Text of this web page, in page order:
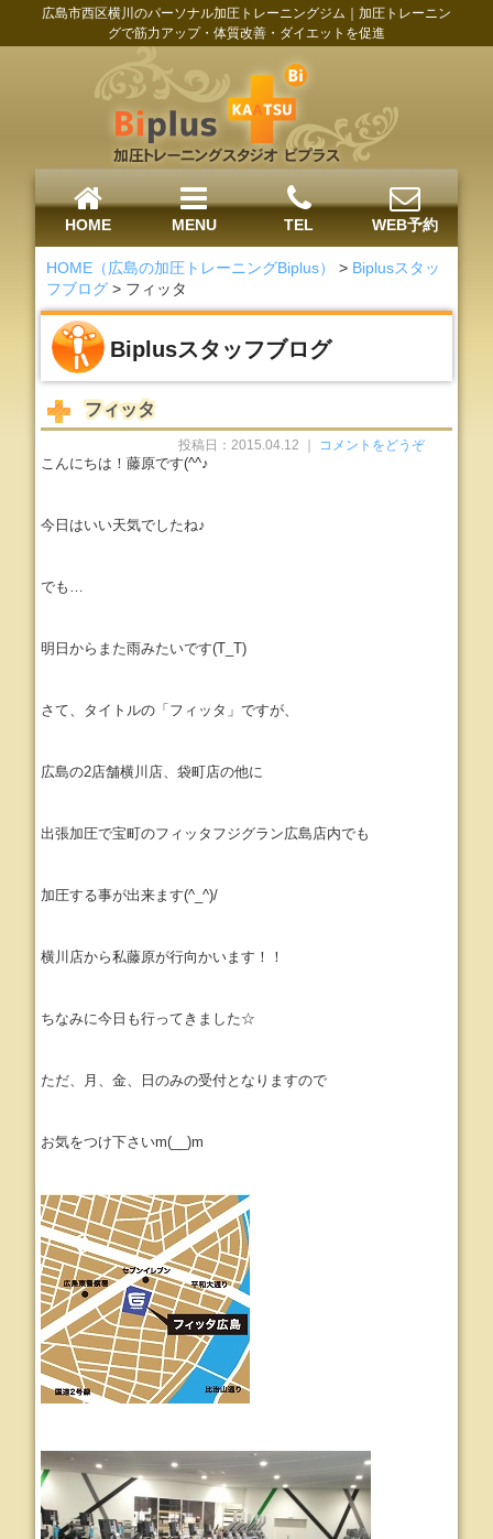
広島市西区横川のパーソナル加圧トレーニングジム｜加圧トレーニン
グで筋力アップ・体質改善・ダイエットを促進
HOME MENU TEL WEB予約
HOME（広島の加圧トレーニングBiplus） > Biplusスタッ
フブログ > フィッタ
Biplusスタッフブログ
フィッタ
投稿日：2015.04.12 ｜ コメントをどうぞ
こんにちは！藤原です(^^♪
今日はいい天気でしたね♪
でも…
明日からまた雨みたいです(T_T)
さて、タイトルの「フィッタ」ですが、
広島の2店舗横川店、袋町店の他に
出張加圧で宝町のフィッタフジグラン広島店内でも
加圧する事が出来ます(^_^)/
横川店から私藤原が行向かいます！！
ちなみに今日も行ってきました☆
ただ、月、金、日のみの受付となりますので
お気をつけ下さいm(__)m